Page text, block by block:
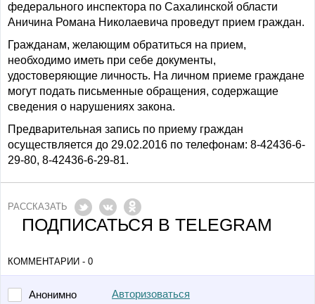
федерального инспектора по Сахалинской области
Аничина Романа Николаевича проведут прием граждан.
Гражданам, желающим обратиться на прием,
необходимо иметь при себе документы,
удостоверяющие личность. На личном приеме граждане
могут подать письменные обращения, содержащие
сведения о нарушениях закона.
Предварительная запись по приему граждан
осуществляется до 29.02.2016 по телефонам: 8-42436-6-
29-80, 8-42436-6-29-81.
РАССКАЗАТЬ
ПОДПИСАТЬСЯ В TELEGRAM
КОММЕНТАРИИ - 0
Анонимно Авторизоваться